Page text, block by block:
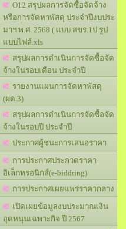
O12 สรุปผลการจัดซื้อจัดจ้าง
หรือการจัดหาพัสดุ ประจำปีงบประ
มาฯ พ.ศ. 2568 ( แบบ สขร.1ป รูป
แบบไฟล์.xls
สรุปผลการดำเนินการจัดซื้อจัด
จ้างในรอบเดือน ประจำปี
รายงานแผนการจัดหาพัสดุ
(ผด.3)
สรุปผลการดำเนินการจัดซื้อจัด
จ้างในรอบปี ประจำปี
ประกาศผู้ชนะการเสนอราคา
การประกาศประกวดราคา
อิเล็กทรอนิกส์(e-biddring)
การประกาศเผยแพร่ราคากลาง
เปิดเผยข้อมูลงบประมาณเงิน
อุดหนุนเฉพาะกิจ ปี 2567